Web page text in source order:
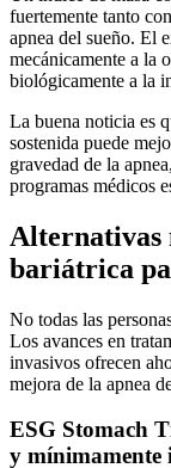
fuertemente tanto
apnea del sueño. El
mecánicamente a la
biológicamente a la
La buena noticia es
sostenida puede
gravedad de la
programas médicos
Alternativas
bariátrica
No todas las
Los avances en
invasivos ofrecen
mejora de la apnea
ESG Stomach
y mínimamente